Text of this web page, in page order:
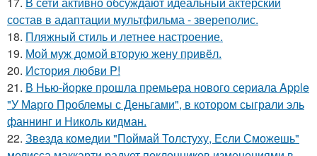
состав в адаптации мультфильма - звереполис.
18. Пляжный стиль и летнее настроение.
19. Мой муж домой вторую жену привёл.
20. История любви P!
21. В Нью-йорке прошла премьера нового сериала Apple
"У Марго Проблемы с Деньгами", в котором сыграли эль
фаннинг и Николь кидман.
22. Звезда комедии "Поймай Толстуху, Если Сможешь"